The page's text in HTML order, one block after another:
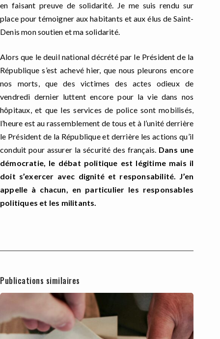
en faisant preuve de solidarité. Je me suis rendu sur
place pour témoigner aux habitants et aux élus de Saint-
Denis mon soutien et ma solidarité.
Alors que le deuil national décrété par le Président de la
République s’est achevé hier, que nous pleurons encore
nos morts, que des victimes des actes odieux de
vendredi dernier luttent encore pour la vie dans nos
hôpitaux, et que les services de police sont mobilisés,
l’heure est au rassemblement de tous et à l’unité derrière
le Président de la République et derrière les actions qu’il
conduit pour assurer la sécurité des français. Dans une
démocratie, le débat politique est légitime mais il
doit s’exercer avec dignité et responsabilité. J’en
appelle à chacun, en particulier les responsables
politiques et les militants.
Publications similaires